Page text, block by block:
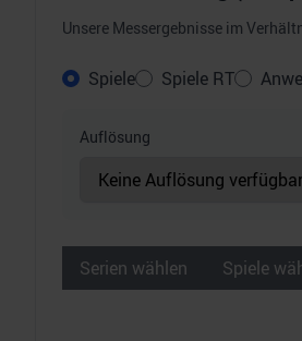
Unsere Messergebnisse im
Spiele Spiele RT
Auflösung
Serien wählen Spiele